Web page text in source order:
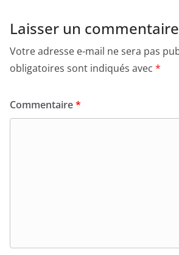
Laisser un commentaire
Votre adresse e-mail ne sera pas
obligatoires sont indiqués avec *
Commentaire*